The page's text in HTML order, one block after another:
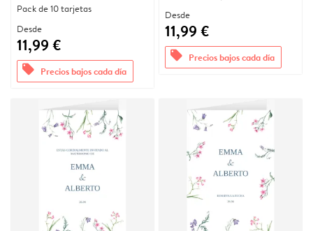
Pack de 10 tarjetas
Desde
11,99 €
offers Precios bajos cada día
Desde
11,99 €
offers Precios bajos cada día